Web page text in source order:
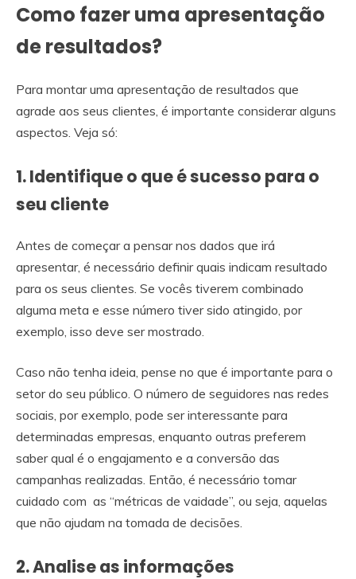
Como fazer uma apresentação
de resultados?
Para montar uma apresentação de resultados que
agrade aos seus clientes, é importante considerar alguns
aspectos. Veja só:
1. Identifique o que é sucesso para o
seu cliente
Antes de começar a pensar nos dados que irá
apresentar, é necessário definir quais indicam resultado
para os seus clientes. Se vocês tiverem combinado
alguma meta e esse número tiver sido atingido, por
exemplo, isso deve ser mostrado.
Caso não tenha ideia, pense no que é importante para o
setor do seu público. O número de seguidores nas redes
sociais, por exemplo, pode ser interessante para
determinadas empresas, enquanto outras preferem
saber qual é o engajamento e a conversão das
campanhas realizadas. Então, é necessário tomar
cuidado com as “métricas de vaidade”, ou seja, aquelas
que não ajudam na tomada de decisões.
2. Analise as informações